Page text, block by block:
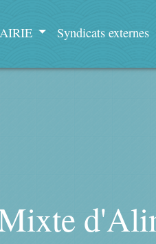
Syndicats externes